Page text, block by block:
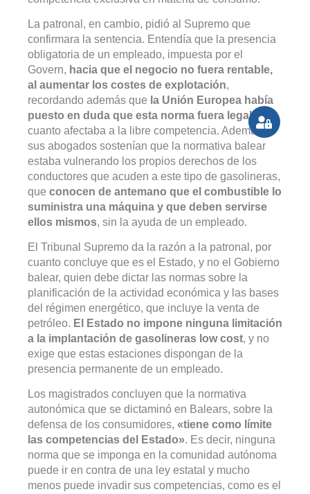
La patronal, en cambio, pidió al Supremo que
confirmara la sentencia. Entendía que la presencia
obligatoria de un empleado, impuesta por el
Govern, hacia que el negocio no fuera rentable,
al aumentar los costes de explotación,
recordando además que la Unión Europea había
puesto en duda que esta norma fuera legal, por
cuanto afectaba a la libre competencia. Además,
sus abogados sostenían que la normativa balear
estaba vulnerando los propios derechos de los
conductores que acuden a este tipo de gasolineras,
que conocen de antemano que el combustible lo
suministra una máquina y que deben servirse
ellos mismos, sin la ayuda de un empleado.
El Tribunal Supremo da la razón a la patronal, por
cuanto concluye que es el Estado, y no el Gobierno
balear, quien debe dictar las normas sobre la
planificación de la actividad económica y las bases
del régimen energético, que incluye la venta de
petróleo. El Estado no impone ninguna limitación
a la implantación de gasolineras low cost, y no
exige que estas estaciones dispongan de la
presencia permanente de un empleado.
Los magistrados concluyen que la normativa
autonómica que se dictaminó en Balears, sobre la
defensa de los consumidores, «tiene como límite
las competencias del Estado». Es decir, ninguna
norma que se imponga en la comunidad autónoma
puede ir en contra de una ley estatal y mucho
menos puede invadir sus competencias, como es el